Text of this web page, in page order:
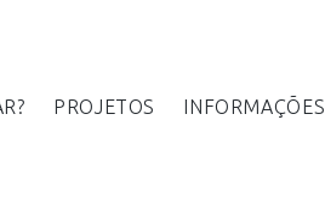
PROJETOS INFORMAÇÕES